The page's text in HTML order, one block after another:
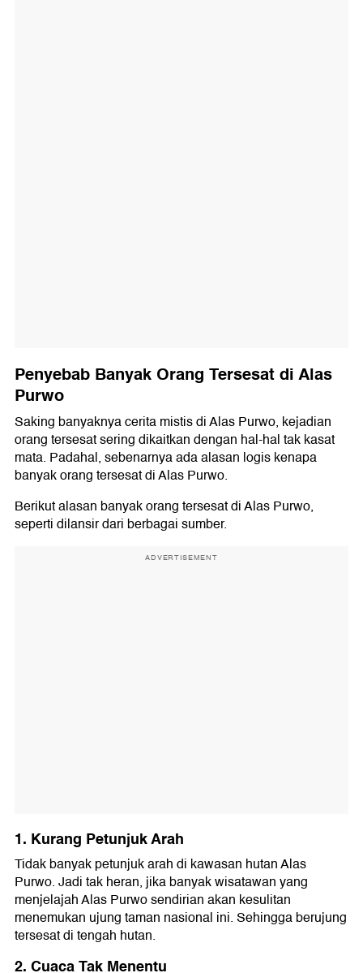
Penyebab Banyak Orang Tersesat di Alas
Purwo
Saking banyaknya cerita mistis di Alas Purwo, kejadian
orang tersesat sering dikaitkan dengan hal-hal tak kasat
mata. Padahal, sebenarnya ada alasan logis kenapa
banyak orang tersesat di Alas Purwo.
Berikut alasan banyak orang tersesat di Alas Purwo,
seperti dilansir dari berbagai sumber.
ADVERTISEMENT
1. Kurang Petunjuk Arah
Tidak banyak petunjuk arah di kawasan hutan Alas
Purwo. Jadi tak heran, jika banyak wisatawan yang
menjelajah Alas Purwo sendirian akan kesulitan
menemukan ujung taman nasional ini. Sehingga berujung
tersesat di tengah hutan.
2. Cuaca Tak Menentu